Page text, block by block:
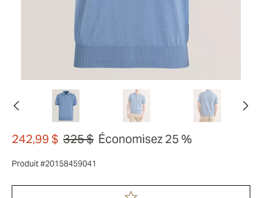
242,99 $ 325 $ Économisez 25 %
Produit #20158459041